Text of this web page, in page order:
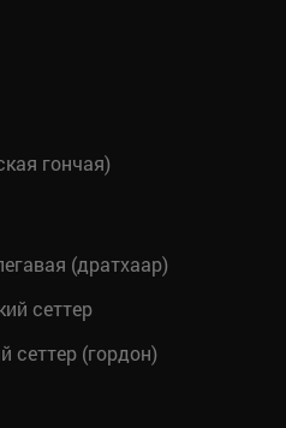
гончая)
(дратхаар)
сеттер
(гордон)